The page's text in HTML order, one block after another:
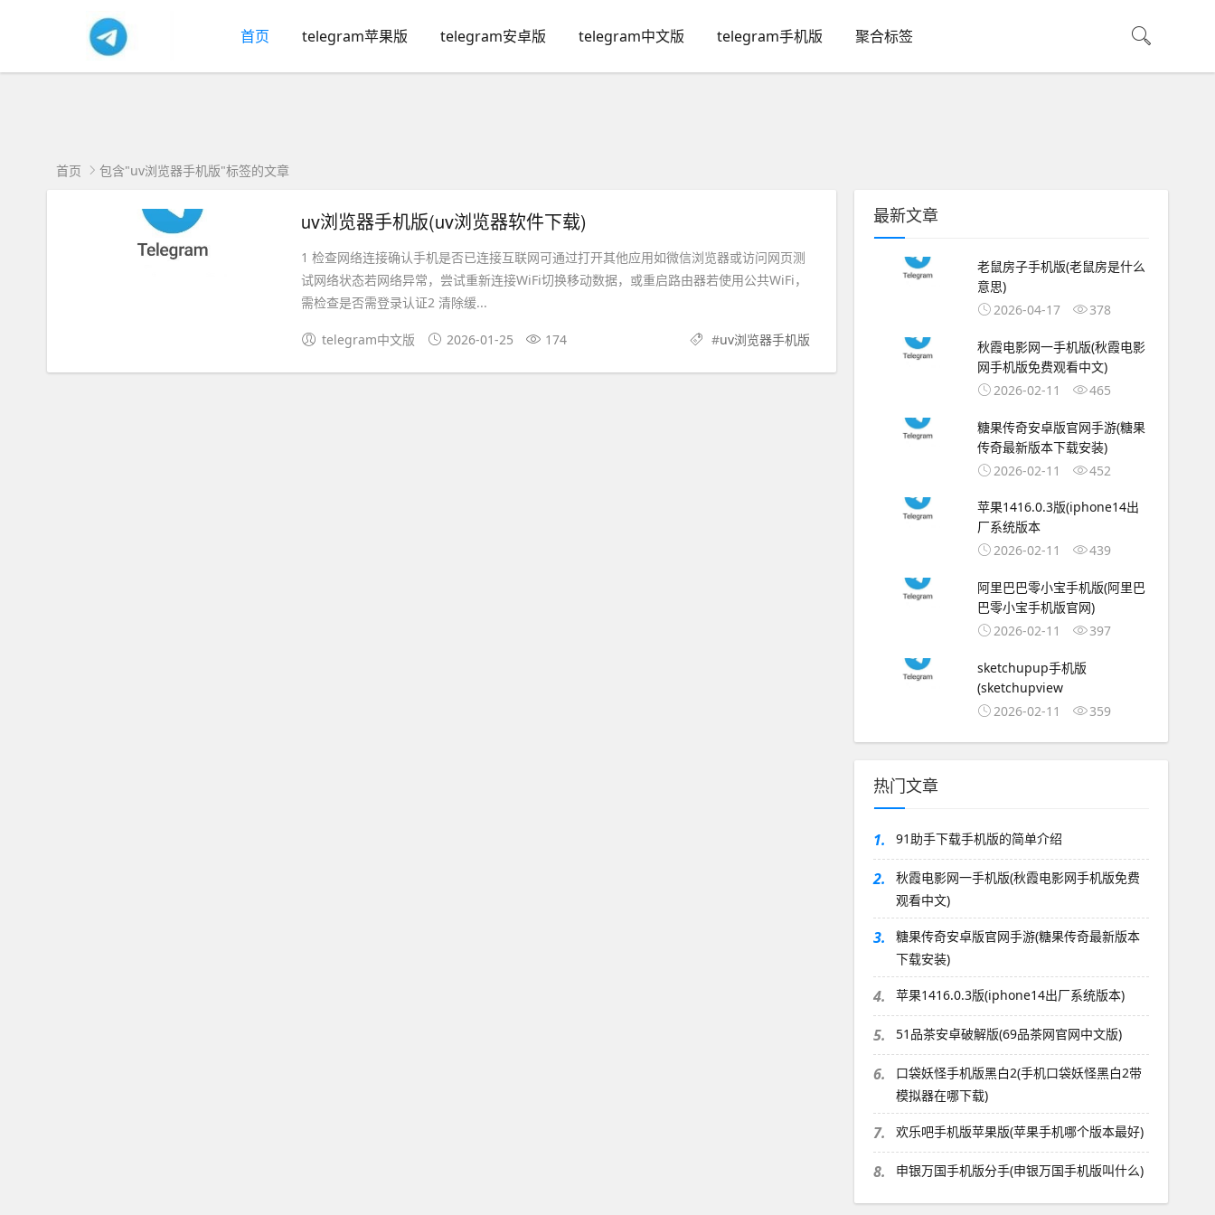
首页 telegram苹果版 telegram安卓版 telegram中文版 telegram手机版 聚合标签
首页 包含"uv浏览器手机版"标签的文章
uv浏览器手机版(uv浏览器软件下载)
1 检查网络连接确认手机是否已连接互联网可通过打开其他应用如微信浏览器或访问网页测
试网络状态若网络异常，尝试重新连接WiFi切换移动数据，或重启路由器若使用公共WiFi，
需检查是否需登录认证2 清除缓...
telegram中文版 2026-01-25 174 #uv浏览器手机版
最新文章
老鼠房子手机版(老鼠房是什么
意思)
2026-04-17
378
秋霞电影网一手机版(秋霞电影
网手机版免费观看中文)
2026-02-11
465
糖果传奇安卓版官网手游(糖果
传奇最新版本下载安装)
2026-02-11
452
苹果1416.0.3版(iphone14出
厂系统版本
2026-02-11
439
阿里巴巴零小宝手机版(阿里巴
巴零小宝手机版官网)
2026-02-11
397
sketchupup手机版
(sketchupview
2026-02-11
359
热门文章
1. 91助手下载手机版的简单介绍
2.
秋霞电影网一手机版(秋霞电影网手机版免费
观看中文)
3.
糖果传奇安卓版官网手游(糖果传奇最新版本
下载安装)
4. 苹果1416.0.3版(iphone14出厂系统版本)
5. 51品茶安卓破解版(69品茶网官网中文版)
6.
口袋妖怪手机版黑白2(手机口袋妖怪黑白2带
模拟器在哪下载)
7. 欢乐吧手机版苹果版(苹果手机哪个版本最好)
8. 申银万国手机版分手(申银万国手机版叫什么)